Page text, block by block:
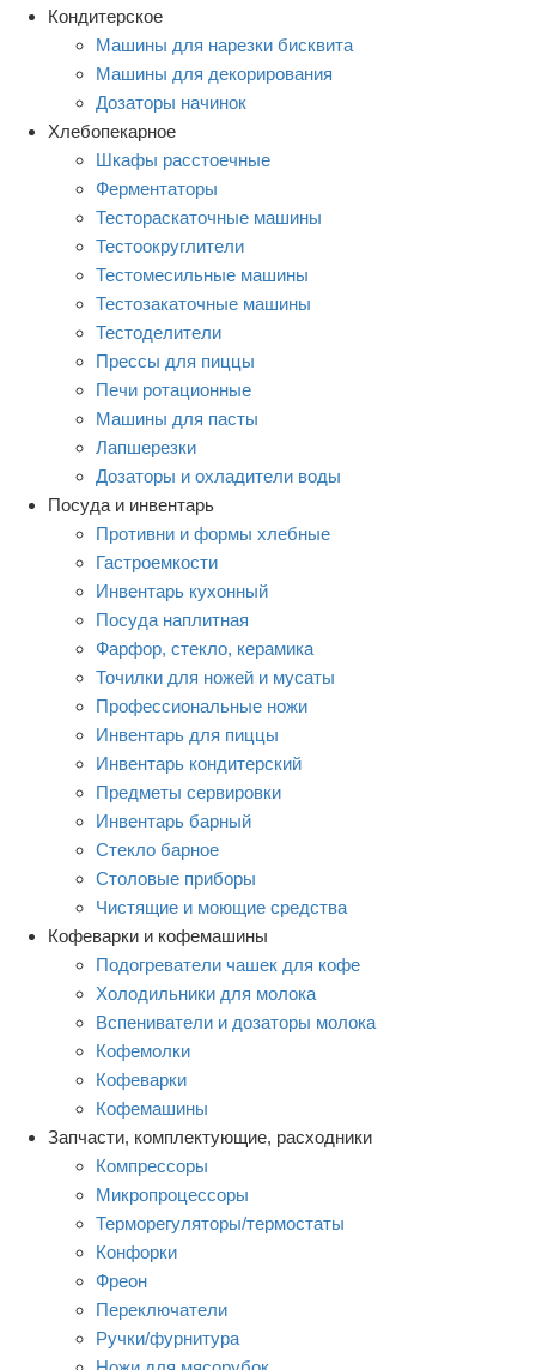
Кондитерское
Машины для нарезки бисквита
Машины для декорирования
Дозаторы начинок
Хлебопекарное
Шкафы расстоечные
Ферментаторы
Тестораскаточные машины
Тестоокруглители
Тестомесильные машины
Тестозакаточные машины
Тестоделители
Прессы для пиццы
Печи ротационные
Машины для пасты
Лапшерезки
Дозаторы и охладители воды
Посуда и инвентарь
Противни и формы хлебные
Гастроемкости
Инвентарь кухонный
Посуда наплитная
Фарфор, стекло, керамика
Точилки для ножей и мусаты
Профессиональные ножи
Инвентарь для пиццы
Инвентарь кондитерский
Предметы сервировки
Инвентарь барный
Стекло барное
Столовые приборы
Чистящие и моющие средства
Кофеварки и кофемашины
Подогреватели чашек для кофе
Холодильники для молока
Вспениватели и дозаторы молока
Кофемолки
Кофеварки
Кофемашины
Запчасти, комплектующие, расходники
Компрессоры
Микропроцессоры
Терморегуляторы/термостаты
Конфорки
Фреон
Переключатели
Ручки/фурнитура